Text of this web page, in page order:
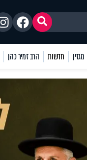
מגזין חדשות הרב זמיר כהן